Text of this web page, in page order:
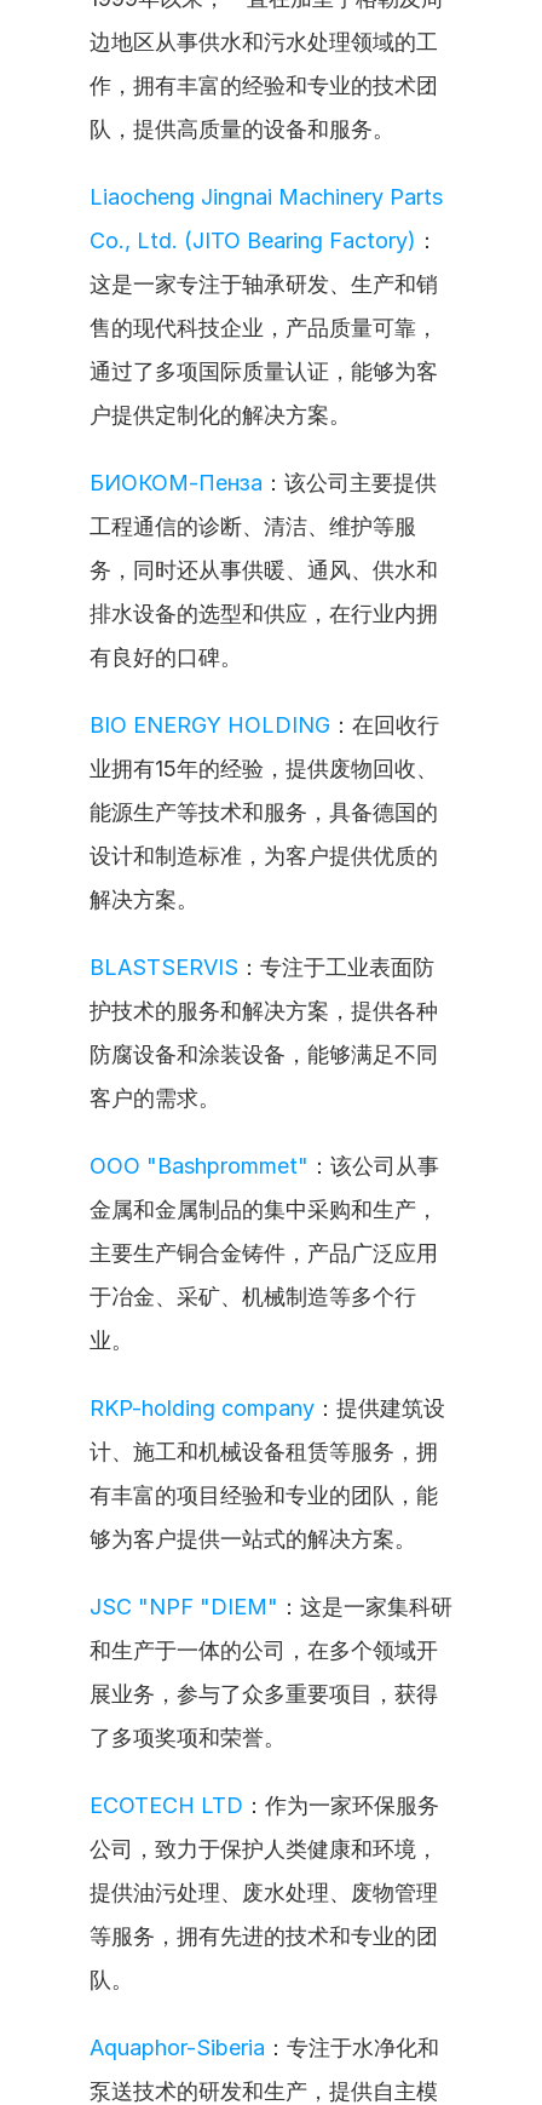
边地区从事供水和污水处理领域的工
作，拥有丰富的经验和专业的技术团
队，提供高质量的设备和服务。
Liaocheng Jingnai Machinery Parts
Co., Ltd. (JITO Bearing Factory) ：
这是一家专注于轴承研发、生产和销
售的现代科技企业，产品质量可靠，
通过了多项国际质量认证，能够为客
户提供定制化的解决方案。
БИОКОМ-Пенза ：该公司主要提供
工程通信的诊断、清洁、维护等服
务，同时还从事供暖、通风、供水和
排水设备的选型和供应，在行业内拥
有良好的口碑。
BIO ENERGY HOLDING ：在回收行
业拥有15年的经验，提供废物回收、
能源生产等技术和服务，具备德国的
设计和制造标准，为客户提供优质的
解决方案。
BLASTSERVIS ：专注于工业表面防
护技术的服务和解决方案，提供各种
防腐设备和涂装设备，能够满足不同
客户的需求。
OOO "Bashprommet" ：该公司从事
金属和金属制品的集中采购和生产，
主要生产铜合金铸件，产品广泛应用
于冶金、采矿、机械制造等多个行
业。
RKP-holding company ：提供建筑设
计、施工和机械设备租赁等服务，拥
有丰富的项目经验和专业的团队，能
够为客户提供一站式的解决方案。
JSC "NPF "DIEM" ：这是一家集科研
和生产于一体的公司，在多个领域开
展业务，参与了众多重要项目，获得
了多项奖项和荣誉。
ECOTECH LTD ：作为一家环保服务
公司，致力于保护人类健康和环境，
提供油污处理、废水处理、废物管理
等服务，拥有先进的技术和专业的团
队。
Aquaphor-Siberia ：专注于水净化和
泵送技术的研发和生产，提供自主模